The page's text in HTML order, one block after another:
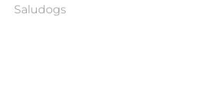
Saludogs